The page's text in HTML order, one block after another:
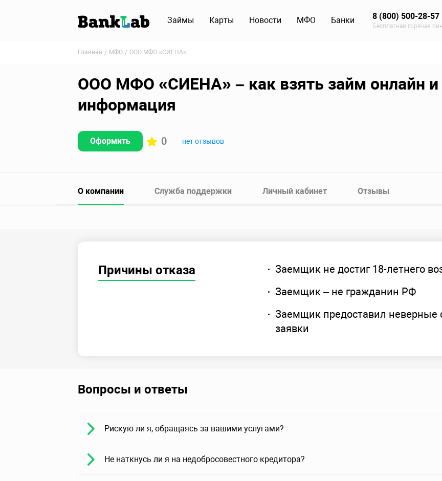
Займы Карты Новости МФО Банки 8 (800) 500-28-57
Бесплатная горячая
Главная МФО ООО МФО «СИЕНА»
ООО МФО «СИЕНА» – как взять займ онлайн и
информация
Оформить 0 нет отзывов
О компании Служба поддержки Личный кабинет Отзывы
Причины отказа
Заемщик не достиг 18-летнего
Заемщик – не гражданин РФ
Заемщик предоставил неверные
заявки
Вопросы и ответы
Рискую ли я, обращаясь за вашими услугами?
Не наткнусь ли я на недобросовестного кредитора?